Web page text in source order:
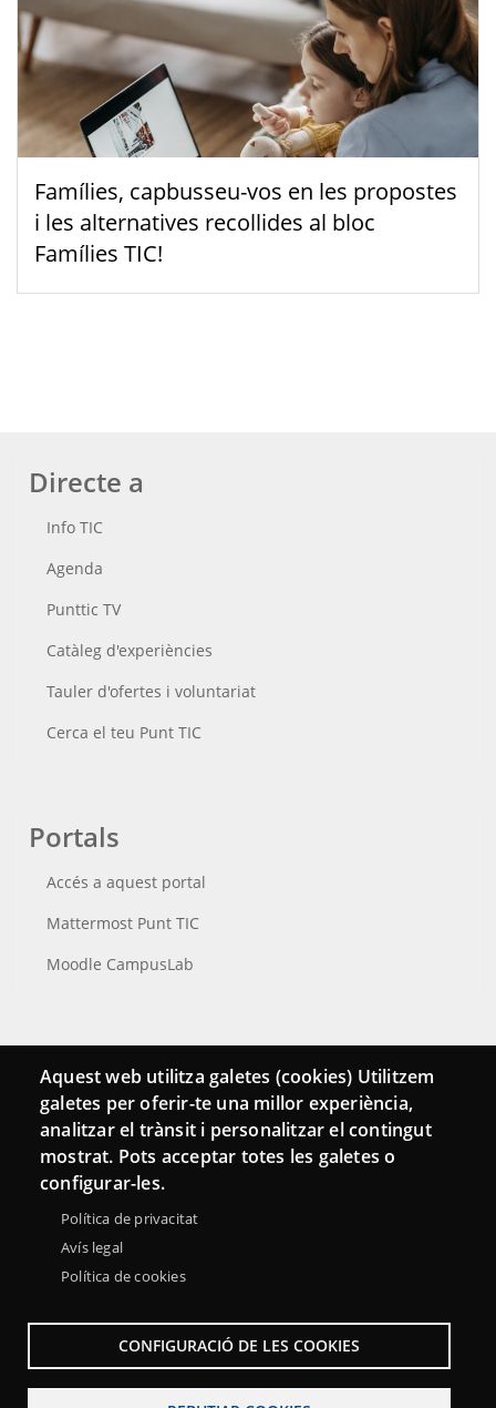
Famílies, capbusseu-vos en les propostes
i les alternatives recollides al bloc
Famílies TIC!
Directe a
Info TIC
Agenda
Punttic TV
Catàleg d'experiències
Tauler d'ofertes i voluntariat
Cerca el teu Punt TIC
Portals
Accés a aquest portal
Mattermost Punt TIC
Moodle CampusLab
Connecta
Bustia de contacte
Butlletins
Aquest web utilitza galetes (cookies) Utilitzem
galetes per oferir-te una millor experiència,
analitzar el trànsit i personalitzar el contingut
mostrat. Pots acceptar totes les galetes o
configurar-les.
Política de privacitat
Avís legal
Política de cookies
CONFIGURACIÓ DE LES COOKIES